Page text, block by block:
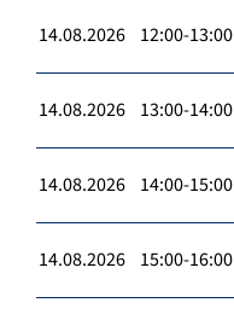
14.08.2026 12:00-13:00
14.08.2026 13:00-14:00
14.08.2026 14:00-15:00
14.08.2026 15:00-16:00